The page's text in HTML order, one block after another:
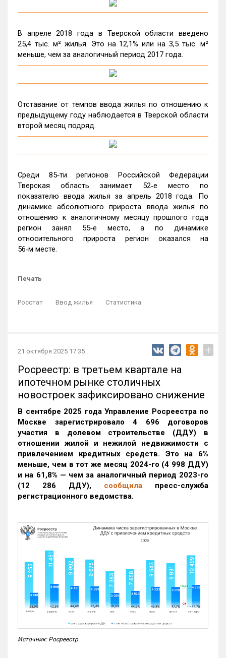
В апреле 2018 года в Тверской области введено
25,4 тыс. м² жилья. Это на 12,1% или на 3,5 тыс. м²
меньше, чем за аналогичный период 2017 года.
Отставание от темпов ввода жилья по отношению к
предыдущему году наблюдается в Тверской области
второй месяц подряд.
Среди 85‑ти регионов Российской Федерации
Тверская область занимает 52‑е место по
показателю ввода жилья за апрель 2018 года. По
динамике абсолютного прироста ввода жилья по
отношению к аналогичному месяцу прошлого года
регион занял 55‑е место, а по динамике
относительного прироста регион оказался на
56‑м месте.
Печать
Росстат Ввод жилья Статистика
21 октября 2025 17:35 +
Росреестр: в третьем квартале на
ипотечном рынке столичных
новостроек зафиксировано снижение
В сентябре 2025 года Управление Росреестра по
Москве зарегистрировало 4 696 договоров
участия в долевом строительстве (ДДУ) в
отношении жилой и нежилой недвижимости с
привлечением кредитных средств. Это на 6%
меньше, чем в тот же месяц 2024-го (4 998 ДДУ)
и на 61,8% — чем за аналогичный период 2023-го
(12 286 ДДУ), сообщила пресс-служба
регистрационного ведомства.
Источник: Росреестр